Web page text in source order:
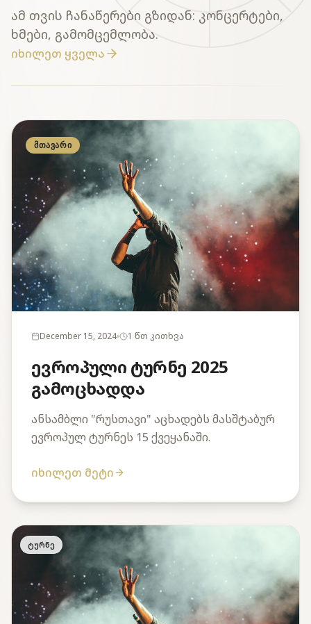
ამ თვის ჩანაწერები გზიდან: კონცერტები,
ხმები, გამომცემლობა.
იხილეთ ყველა
ᲛᲗᲐᲕᲐᲠᲘ
December 15, 2024 1 წთ კითხვა
ევროპული ტურნე 2025
გამოცხადდა
ანსამბლი "რუსთავი" აცხადებს მასშტაბურ
ევროპულ ტურნეს 15 ქვეყანაში.
იხილეთ მეტი
ტურნე